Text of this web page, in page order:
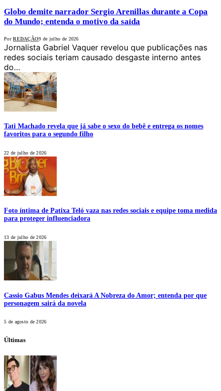
Globo demite narrador Sergio Arenillas durante a Copa
do Mundo; entenda o motivo da saída
Por REDAÇÃO9 de julho de 2026
Jornalista Gabriel Vaquer revelou que publicações nas
redes sociais teriam causado desgaste interno antes
do…
Tati Machado revela que já sabe o sexo do bebê e entrega os nomes
favoritos para o segundo filho
22 de julho de 2026
Foto íntima de Patixa Teló vaza nas redes sociais e equipe toma medida
para proteger influenciadora
13 de julho de 2026
Cassio Gabus Mendes deixará A Nobreza do Amor; entenda por que
personagem sairá da novela
5 de agosto de 2026
Últimas